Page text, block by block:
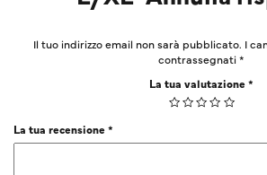
Il tuo indirizzo email non sarà pubblicato. I
contrassegnati*
La tua valutazione*
La tua recensione*